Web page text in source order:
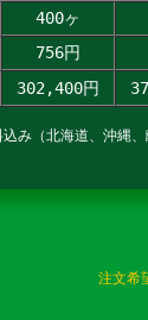
400ヶ
756円
302,400円
み（北海道、沖縄、
注文希